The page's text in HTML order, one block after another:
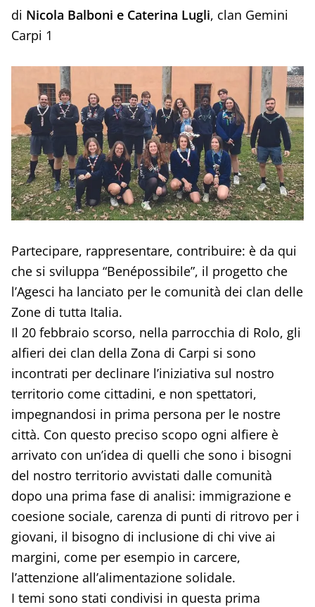
di Nicola Balboni e Caterina Lugli, clan Gemini
Carpi 1
Partecipare, rappresentare, contribuire: è da qui
che si sviluppa “Benépossibile”, il progetto che
l’Agesci ha lanciato per le comunità dei clan delle
Zone di tutta Italia.
Il 20 febbraio scorso, nella parrocchia di Rolo, gli
alfieri dei clan della Zona di Carpi si sono
incontrati per declinare l’iniziativa sul nostro
territorio come cittadini, e non spettatori,
impegnandosi in prima persona per le nostre
città. Con questo preciso scopo ogni alfiere è
arrivato con un’idea di quelli che sono i bisogni
del nostro territorio avvistati dalle comunità
dopo una prima fase di analisi: immigrazione e
coesione sociale, carenza di punti di ritrovo per i
giovani, il bisogno di inclusione di chi vive ai
margini, come per esempio in carcere,
l’attenzione all’alimentazione solidale.
I temi sono stati condivisi in questa prima